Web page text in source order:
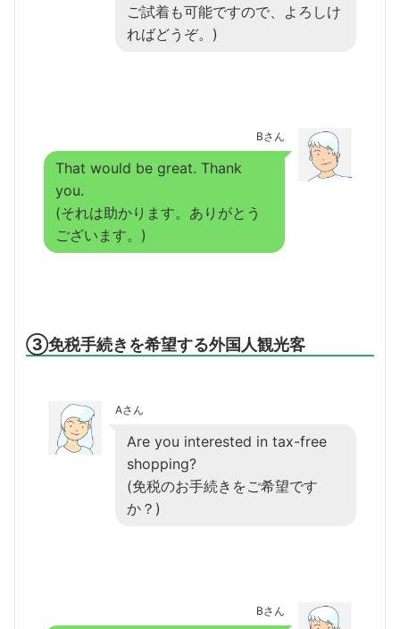
ご試着も可能ですので、よろしけ
ればどうぞ。)
Bさん
That would be great. Thank
you.
(それは助かります。ありがとう
ございます。)
③免税手続きを希望する外国人観光客
Aさん
Are you interested in tax-free
shopping?
(免税のお手続きをご希望です
か？)
Bさん